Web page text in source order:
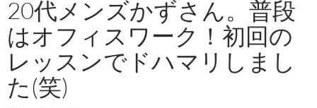
20代メンズかずさん。普段
はオフィスワーク！初回の
レッスンでドハマリしまし
た(笑)